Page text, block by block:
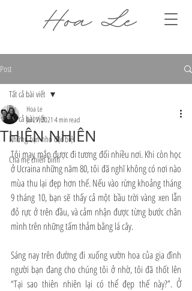
Post
Tất cả bài viết
Những bạn nhỏ đặc biệt
Cha mẹ chiến binh
Tất cả bài viết
THIÊN NHIÊN
Hoa Le
Jul 27, 2021 4 min read
Tôi may mắn được đi tương đối nhiều nơi. Khi còn học
ở Ucraina những năm 80, tôi đã nghĩ không có nơi nào
mùa thu lại đẹp hơn thế. Nếu vào rừng khoảng tháng
9 tháng 10, bạn sẽ thấy cả một bầu trời vàng xen lẫn
đỏ rực ở trên đầu, và cảm nhận được từng bước chân
mình trên những tấm thảm bằng lá cây.
Sáng nay trên đường đi xuống vườn hoa của gia đình
người bạn đang cho chúng tôi ở nhờ, tôi đã thốt lên
“Tại sao thiên nhiên lại có thể đẹp thế này?”. Ở